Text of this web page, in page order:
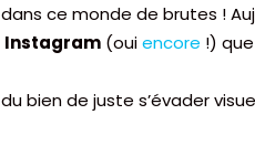
ce monde de brutes !
Instagram (ouiencore !)
bien de juste s’évader